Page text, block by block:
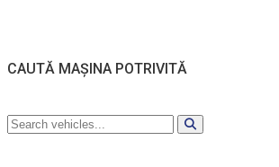
CAUTĂ MAȘINA POTRIVITĂ